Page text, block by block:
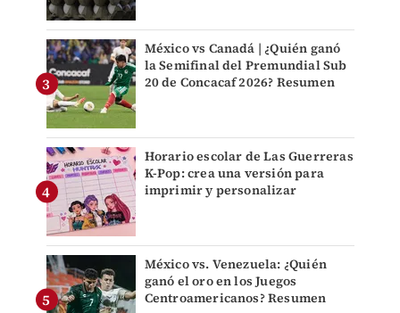
México vs Canadá | ¿Quién ganó
la Semifinal del Premundial Sub
20 de Concacaf 2026? Resumen
Horario escolar de Las Guerreras
K-Pop: crea una versión para
imprimir y personalizar
México vs. Venezuela: ¿Quién
ganó el oro en los Juegos
Centroamericanos? Resumen